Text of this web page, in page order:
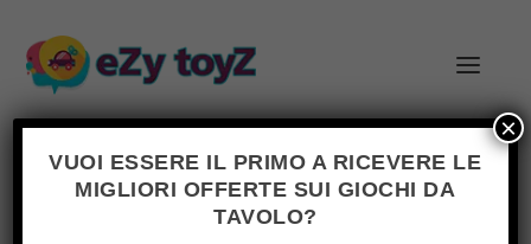
VUOI ESSERE IL PRIMO A RICEVERE LE
MIGLIORI OFFERTE SUI GIOCHI DA
TAVOLO?
×